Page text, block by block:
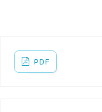
Dewan Perwakilan
Dewan Perwakilan
PDF